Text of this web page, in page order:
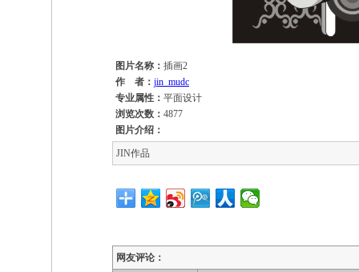
图片名称： 插画2
作 者： jin_mudc
专业属性： 平面设计
浏览次数： 4877
图片介绍：
JIN作品
网友评论：